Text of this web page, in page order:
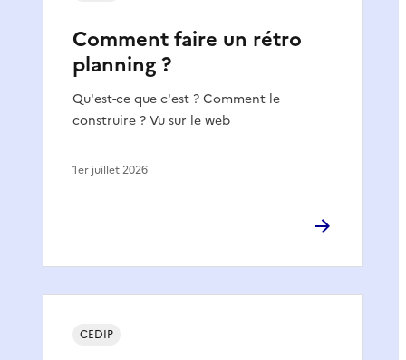
Comment faire un rétro
planning ?
Qu'est-ce que c'est ? Comment le
construire ? Vu sur le web
1er juillet 2026
CEDIP